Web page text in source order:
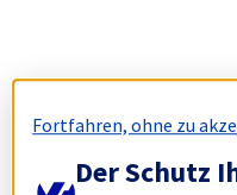
Fortfahren, ohne zu
Der Schutz